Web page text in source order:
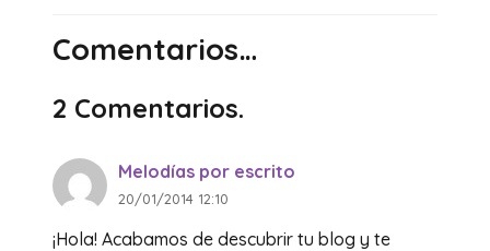
Comentarios…
2 Comentarios.
Melodías por escrito
20/01/2014 12:10
¡Hola! Acabamos de descubrir tu blog y te